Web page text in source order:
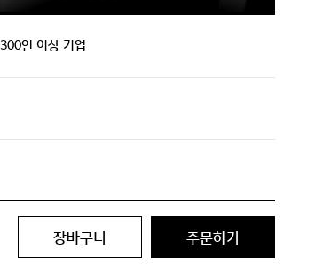
300인 이상 기업
장바구니 주문하기